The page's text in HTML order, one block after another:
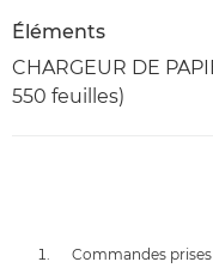
Éléments
CHARGEUR DE
550 feuilles)
Commandes